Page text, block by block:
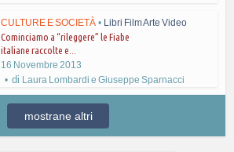
CULTURE E SOCIETÀ • Libri Film Arte Video
Cominciamo a “rileggere” le Fiabe
italiane raccolte e...
16 Novembre 2013
di Laura Lombardi e Giuseppe Sparnacci
mostrane altri